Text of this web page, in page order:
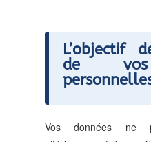
L’objectif
de vos
Vos données ne